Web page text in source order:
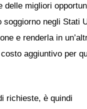
delle migliori
negli Stati
e renderla in
aggiuntivo per
richieste, è quindi